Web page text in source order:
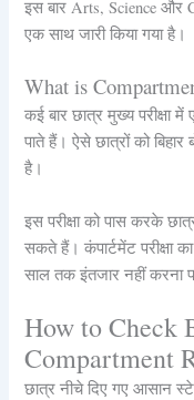
इस बार Arts, Science और
एक साथ जारी किया गया है।
What is
कई बार छात्र मुख्य परीक्षा
पाते हैं। ऐसे छात्रों को बिहार
है।
इस परीक्षा को पास करके
सकते हैं। कंपार्टमेंट परीक्षा
साल तक इंतजार नहीं करना
How to Check
Compartment
छात्र नीचे दिए गए आसान